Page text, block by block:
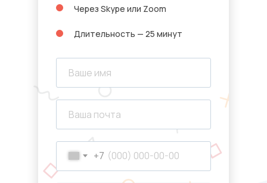
+7
Через Skype или Zoom
Длительность — 25 минут